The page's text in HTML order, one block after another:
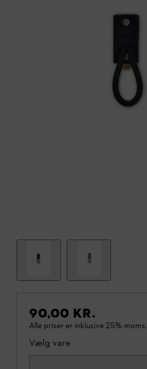
90,00 KR.
Alle priser er inklusive 25% moms.
Vælg vare